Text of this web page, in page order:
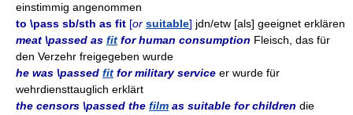
einstimmig angenommen
to \pass sb/sth as fit [or suitable] jdn/etw [als] geeignet erklären
meat \passed as fit for human consumption Fleisch, das für
den Verzehr freigegeben wurde
he was \passed fit for military service er wurde für
wehrdiensttauglich erklärt
the censors \passed the film as suitable for children die